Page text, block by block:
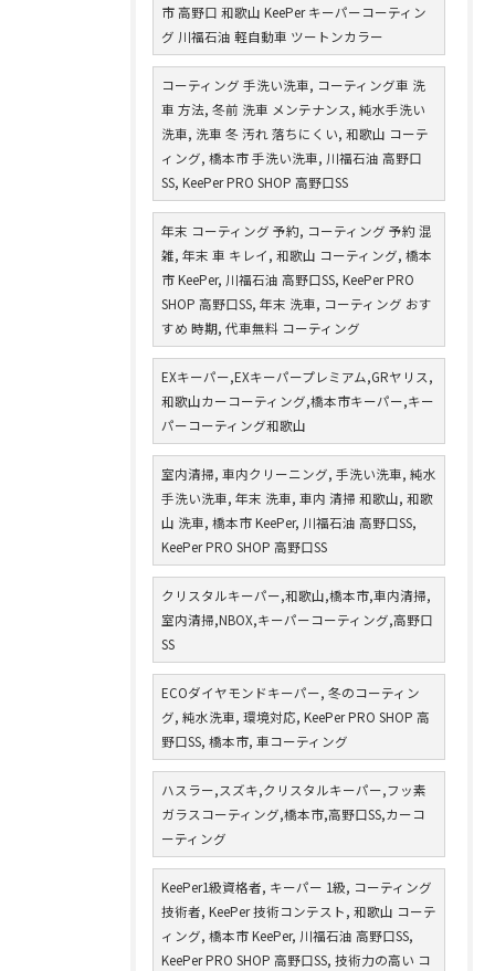
市 高野口 和歌山 KeePer キーパーコーティン
グ 川福石油 軽自動車 ツートンカラー
コーティング 手洗い洗車, コーティング車 洗
車 方法, 冬前 洗車 メンテナンス, 純水手洗い
洗車, 洗車 冬 汚れ 落ちにくい, 和歌山 コーテ
ィング, 橋本市 手洗い洗車, 川福石油 高野口
SS, KeePer PRO SHOP 高野口SS
年末 コーティング 予約, コーティング 予約 混
雑, 年末 車 キレイ, 和歌山 コーティング, 橋本
市 KeePer, 川福石油 高野口SS, KeePer PRO
SHOP 高野口SS, 年末 洗車, コーティング おす
すめ 時期, 代車無料 コーティング
EXキーパー,EXキーパープレミアム,GRヤリス,
和歌山カーコーティング,橋本市キーパー,キー
パーコーティング和歌山
室内清掃, 車内クリーニング, 手洗い洗車, 純水
手洗い洗車, 年末 洗車, 車内 清掃 和歌山, 和歌
山 洗車, 橋本市 KeePer, 川福石油 高野口SS,
KeePer PRO SHOP 高野口SS
クリスタルキーパー,和歌山,橋本市,車内清掃,
室内清掃,NBOX,キーパーコーティング,高野口
SS
ECOダイヤモンドキーパー, 冬のコーティン
グ, 純水洗車, 環境対応, KeePer PRO SHOP 高
野口SS, 橋本市, 車コーティング
ハスラー,スズキ,クリスタルキーパー,フッ素
ガラスコーティング,橋本市,高野口SS,カーコ
ーティング
KeePer1級資格者, キーパー 1級, コーティング
技術者, KeePer 技術コンテスト, 和歌山 コーテ
ィング, 橋本市 KeePer, 川福石油 高野口SS,
KeePer PRO SHOP 高野口SS, 技術力の高い コ